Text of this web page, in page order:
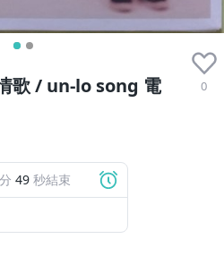
歌 / un-lo song 電
0
分 48 秒結束